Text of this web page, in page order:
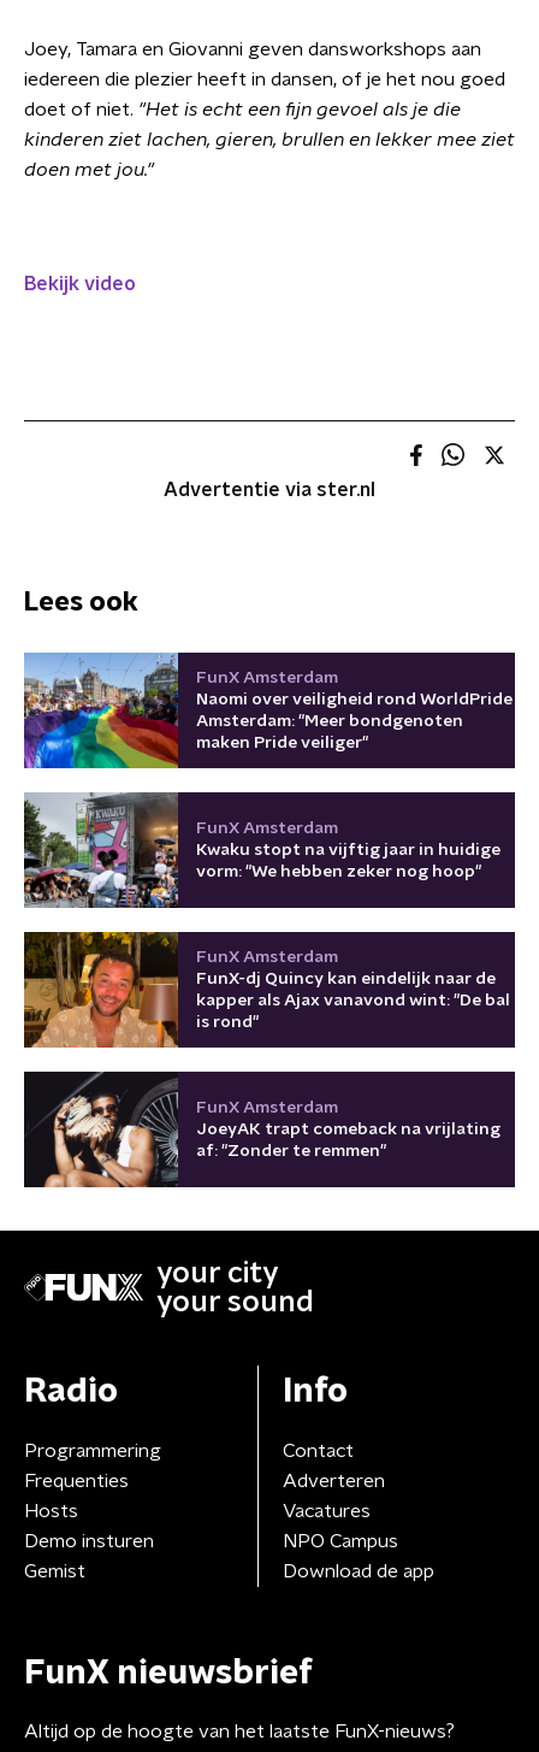
Joey, Tamara en Giovanni geven dansworkshops aan
iedereen die plezier heeft in dansen, of je het nou goed
doet of niet. "Het is echt een fijn gevoel als je die
kinderen ziet lachen, gieren, brullen en lekker mee ziet
doen met jou."
Bekijk video
Advertentie via ster.nl
Lees ook
FunX Amsterdam
Naomi over veiligheid rond WorldPride
Amsterdam: "Meer bondgenoten
maken Pride veiliger"
FunX Amsterdam
Kwaku stopt na vijftig jaar in huidige
vorm: "We hebben zeker nog hoop"
FunX Amsterdam
FunX-dj Quincy kan eindelijk naar de
kapper als Ajax vanavond wint: "De bal
is rond"
FunX Amsterdam
JoeyAK trapt comeback na vrijlating
af: "Zonder te remmen"
your city
your sound
Radio
Programmering
Frequenties
Hosts
Demo insturen
Gemist
Info
Contact
Adverteren
Vacatures
NPO Campus
Download de app
FunX nieuwsbrief
Altijd op de hoogte van het laatste FunX-nieuws?